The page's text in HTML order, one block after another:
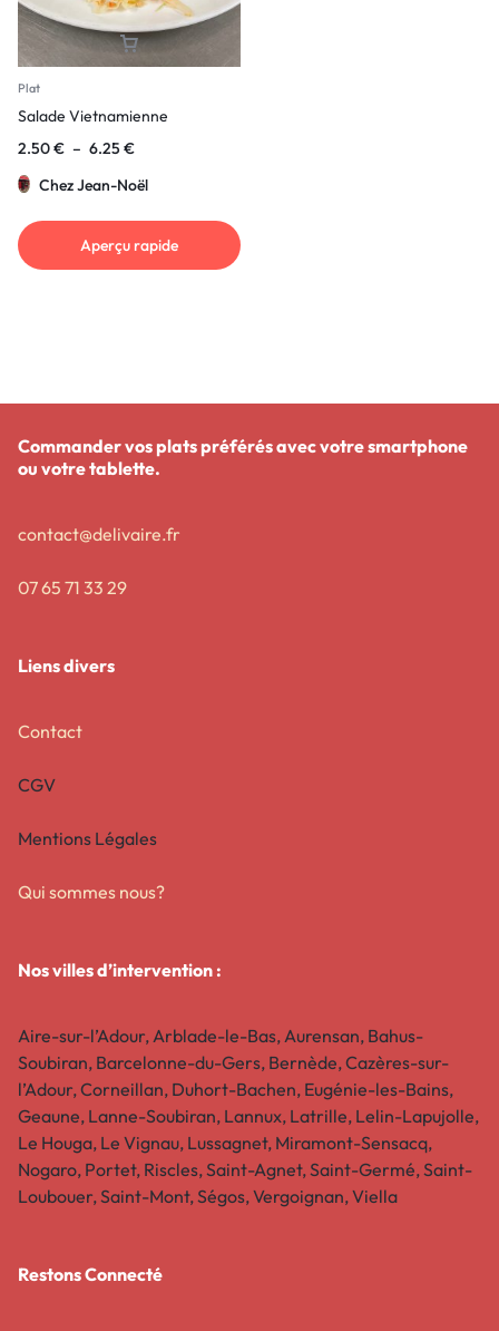
Plat
Salade Vietnamienne
2.50€ – 6.25 €
Chez Jean-Noël
Aperçu rapide
Commander vos plats préférés avec votre smartphone
ou votre tablette.
contact@delivaire.fr
07 65 71 33 29
Liens divers
Contact
CGV
Mentions Légales
Qui sommes nous?
Nos villes d’intervention :
Aire-sur-l’Adour, Arblade-le-Bas, Aurensan, Bahus-
Soubiran, Barcelonne-du-Gers, Bernède, Cazères-sur-
l’Adour, Corneillan, Duhort-Bachen, Eugénie-les-Bains,
Geaune, Lanne-Soubiran, Lannux, Latrille, Lelin-Lapujolle,
Le Houga, Le Vignau, Lussagnet, Miramont-Sensacq,
Nogaro, Portet, Riscles, Saint-Agnet, Saint-Germé, Saint-
Loubouer, Saint-Mont, Ségos, Vergoignan, Viella
Restons Connecté​